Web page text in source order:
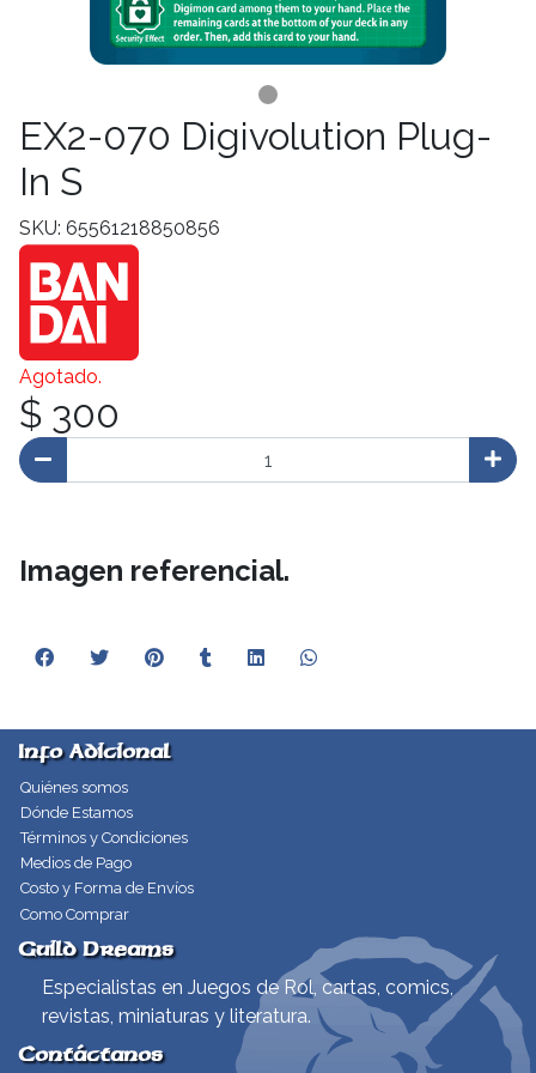
EX2-070 Digivolution Plug-
In S
SKU: 65561218850856
Agotado.
$ 300
Imagen referencial.
Info Adicional
Quiénes somos
Dónde Estamos
Términos y Condiciones
Medios de Pago
Costo y Forma de Envíos
Como Comprar
Guild Dreams
Especialistas en Juegos de Rol, cartas, comics,
revistas, miniaturas y literatura.
Contáctanos